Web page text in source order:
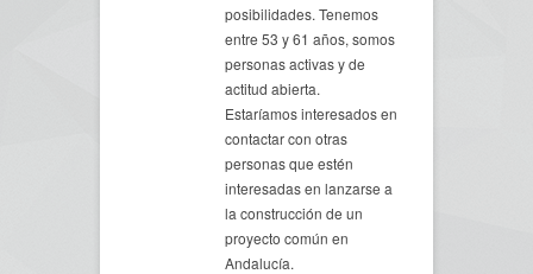
posibilidades. Tenemos
entre 53 y 61 años, somos
personas activas y de
actitud abierta.
Estaríamos interesados en
contactar con otras
personas que estén
interesadas en lanzarse a
la construcción de un
proyecto común en
Andalucía.